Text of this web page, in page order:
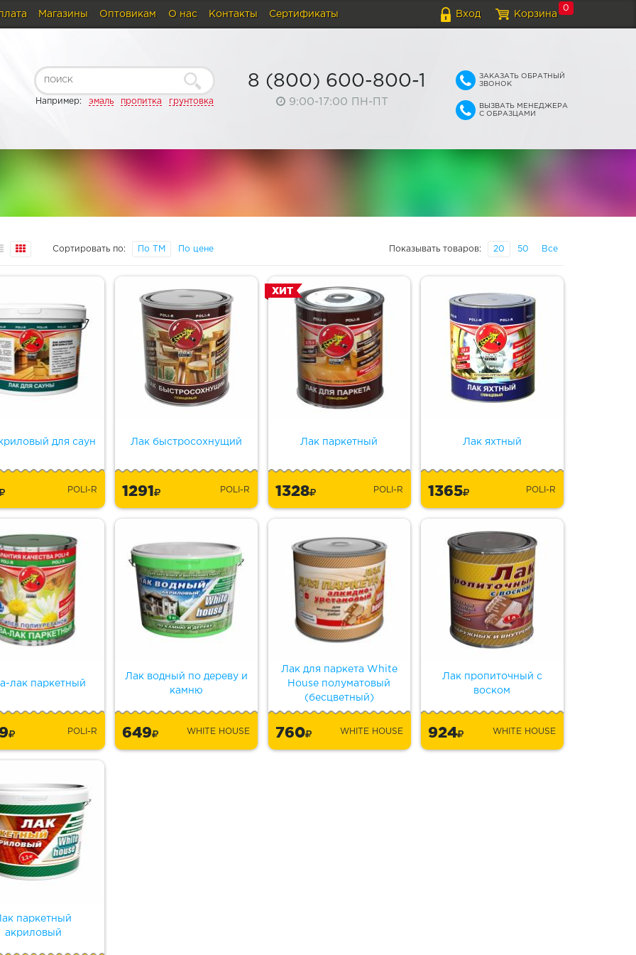
Вход Корзина
0
Магазины Оптовикам О нас Контакты Сертификаты
Например: эмаль пропитка грунтовка
8 (800) 600-800-1
9:00-17:00 ПН-ПТ
ЗАКАЗАТЬ ОБРАТНЫЙ
ЗВОНОК
ВЫЗВАТЬ МЕНЕДЖЕРА
С ОБРАЗЦАМИ
Сортировать по: По ТМ По цене Показывать товаров: 20 50 Все
для саун
POLI-R
Лак быстросохнущий
1291 POLI-R
Лак паркетный
ХИТ
1328 POLI-R
Лак яхтный
1365 POLI-R
лак паркетный
POLI-R
Лак водный по дереву и
камню
649 WHITE HOUSE
Лак для паркета White
House полуматовый
(бесцветный)
760 WHITE HOUSE
Лак пропиточный с
воском
924 WHITE HOUSE
паркетный
акриловый